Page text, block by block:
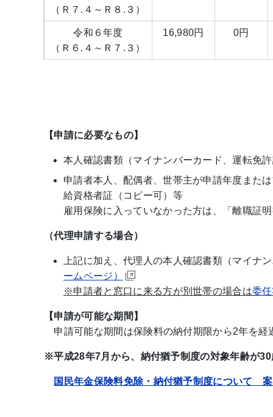
（Ｒ７.４～Ｒ８.３）
令和６年度
（Ｒ６.４～Ｒ７.３）
16,980円 0円
【申請に必要なもの】
本人確認書類（マイナンバーカード、運転免
申請者本人、配偶者、世帯主が申請年度また
給資格者証（コピー可）等
雇用保険に入っていなかった方は、「離職証
（代理申請する場合）
上記に加え、代理人の本人確認書類（マイナ
ームページ）
※申請者と窓口に来る方が別世帯の場合は委
【申請が可能な期間】
申請可能な期間は保険料の納付期限から2年を経
※平成28年7月から、納付猶予制度の対象年齢が
国民年金保険料免除・納付猶予制度について 案